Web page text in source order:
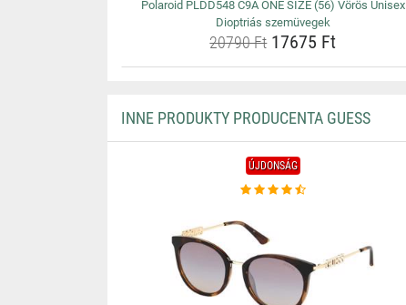
Polaroid PLDD548 C9A ONE SIZE (56) Vörös Unisex
Dioptriás szemüvegek
20790 Ft17675 Ft
INNE PRODUKTY PRODUCENTA GUESS
ÚJDONSÁG